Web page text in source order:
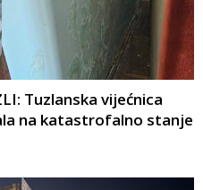
Tuzlanska vijećnica
na katastrofalno stanje